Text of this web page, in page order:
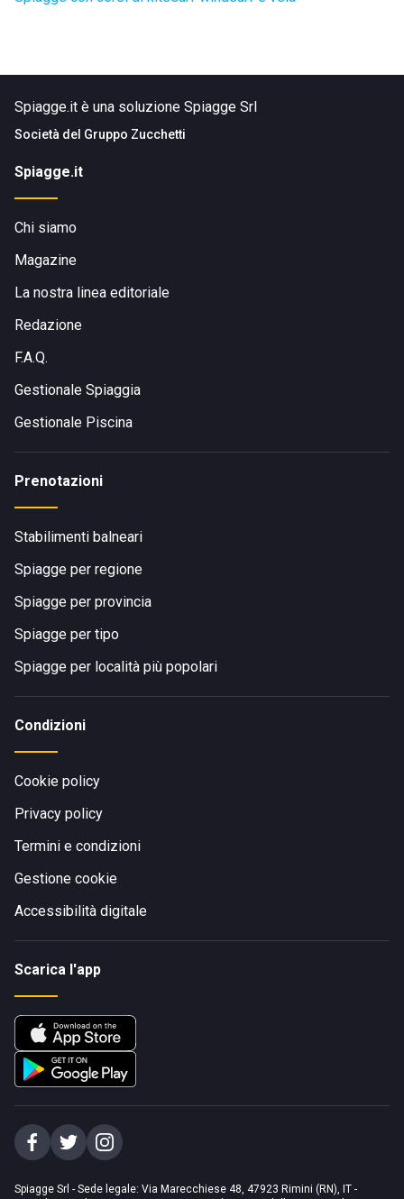
Spiagge.it è una soluzione Spiagge Srl
Società del Gruppo Zucchetti
Spiagge.it
Chi siamo
Magazine
La nostra linea editoriale
Redazione
F.A.Q.
Gestionale Spiaggia
Gestionale Piscina
Prenotazioni
Stabilimenti balneari
Spiagge per regione
Spiagge per provincia
Spiagge per tipo
Spiagge per località più popolari
Condizioni
Cookie policy
Privacy policy
Termini e condizioni
Gestione cookie
Accessibilità digitale
Scarica l'app
Spiagge Srl - Sede legale: Via Marecchiese 48, 47923 Rimini (RN), IT -